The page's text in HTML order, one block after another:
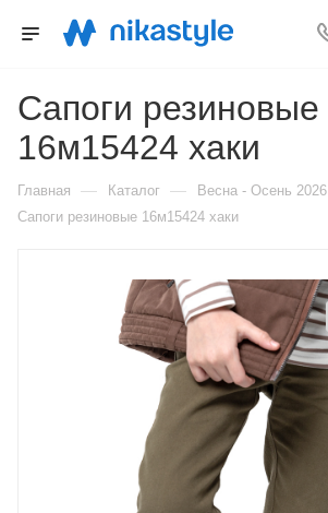
Сапоги резиновые
16м15424 хаки
Главная — Каталог — Весна - Осень 2026
Сапоги резиновые 16м15424 хаки